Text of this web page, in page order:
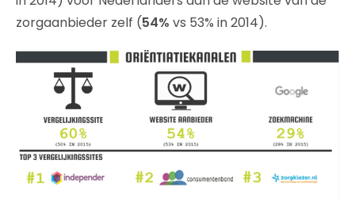
zorgaanbieder zelf (54% vs 53% in 2014).